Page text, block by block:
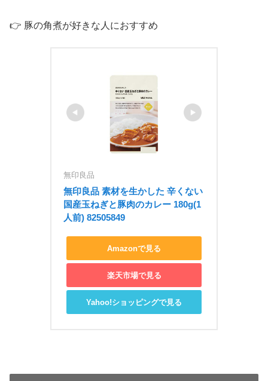
👉 豚の角煮が好きな人におすすめ
無印良品
無印良品 素材を生かした 辛くない
国産玉ねぎと豚肉のカレー 180g(1
人前) 82505849
Amazonで見る
楽天市場で見る
Yahoo!ショッピングで見る